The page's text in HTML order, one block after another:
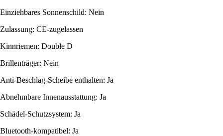
Einziehbares Sonnenschild: Nein
Zulassung: CE-zugelassen
Kinnriemen: Double D
Brillenträger: Nein
Anti-Beschlag-Scheibe enthalten: Ja
Abnehmbare Innenausstattung: Ja
Schädel-Schutzsystem: Ja
Bluetooth-kompatibel: Ja